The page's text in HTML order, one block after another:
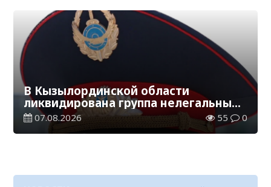
В Кызылординской области
ликвидирована группа нелегальных
добытчиков золота
07.08.2026 55 0